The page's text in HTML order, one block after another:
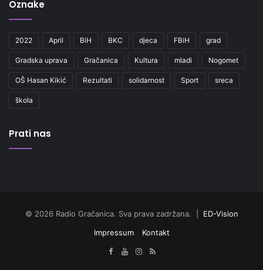
Oznake
2022 April BiH BKC djeca FBiH grad
Gradska uprava Gračanica Kultura mladi Nogomet
OŠ Hasan Kikić Rezultati solidarnost Sport sreca
škola
Prati nas
© 2026 Radio Gračanica. Sva prava zadržana. | ED-Vision
Impressum
Kontakt